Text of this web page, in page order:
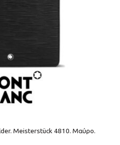
Meisterstück 4810. Μαύρο.